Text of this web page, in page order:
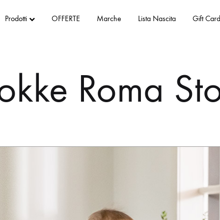
Prodotti OFFERTE Marche Lista Nascita Gift Card
Roma